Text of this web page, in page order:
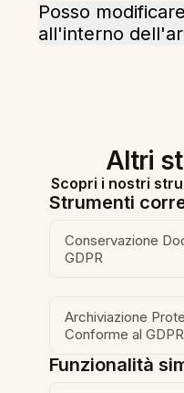
Posso
all'interno
Altri
Scopri i nostri
Strumenti
Conservazione
GDPR
Archiviazione
Conforme al GDPR
Funzionalità